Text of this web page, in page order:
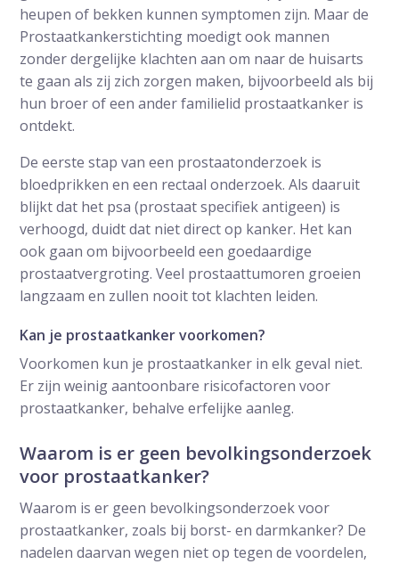
heupen of bekken kunnen symptomen zijn. Maar de
Prostaatkankerstichting moedigt ook mannen
zonder dergelijke klachten aan om naar de huisarts
te gaan als zij zich zorgen maken, bijvoorbeeld als bij
hun broer of een ander familielid prostaatkanker is
ontdekt.
De eerste stap van een prostaatonderzoek is
bloedprikken en een rectaal onderzoek. Als daaruit
blijkt dat het psa (prostaat specifiek antigeen) is
verhoogd, duidt dat niet direct op kanker. Het kan
ook gaan om bijvoorbeeld een goedaardige
prostaatvergroting. Veel prostaattumoren groeien
langzaam en zullen nooit tot klachten leiden.
Kan je prostaatkanker voorkomen?
Voorkomen kun je prostaatkanker in elk geval niet.
Er zijn weinig aantoonbare risicofactoren voor
prostaatkanker, behalve erfelijke aanleg.
Waarom is er geen bevolkingsonderzoek
voor prostaatkanker?
Waarom is er geen bevolkingsonderzoek voor
prostaatkanker, zoals bij borst- en darmkanker? De
nadelen daarvan wegen niet op tegen de voordelen,